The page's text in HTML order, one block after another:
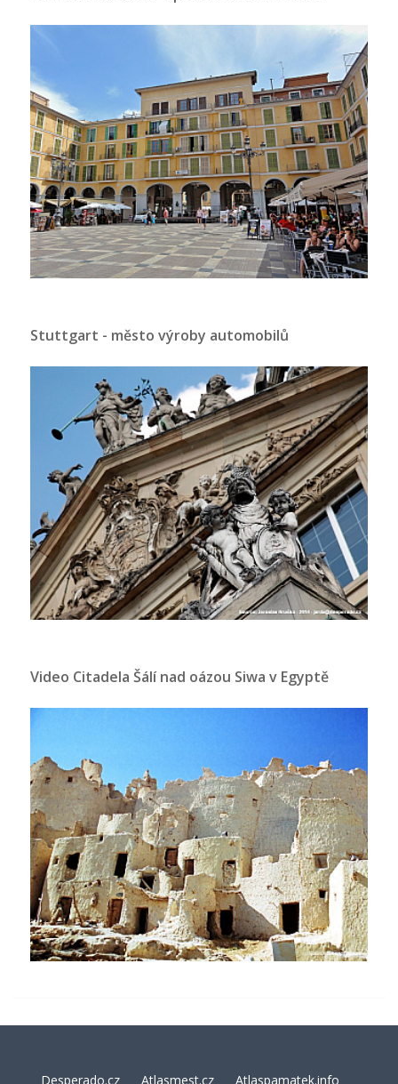
Stuttgart - město výroby automobilů
Video Citadela Šálí nad oázou Siwa v Egyptě
Desperado.cz Atlasmest.cz Atlaspamatek.info